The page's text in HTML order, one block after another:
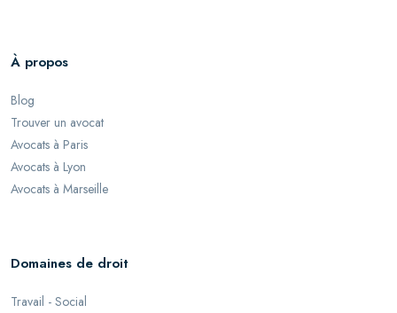
À propos
Blog
Trouver un avocat
Avocats à Paris
Avocats à Lyon
Avocats à Marseille
Domaines de droit
Travail - Social